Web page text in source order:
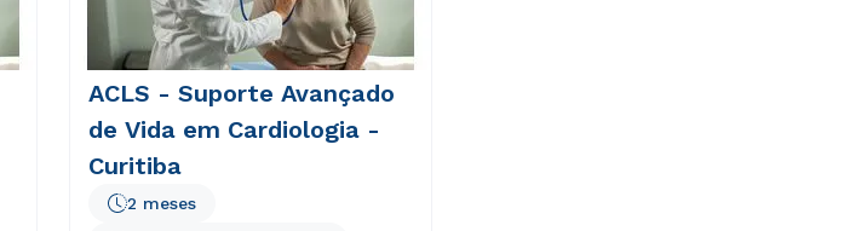
ACLS - Suporte Avançado
de Vida em Cardiologia -
Curitiba
2 meses